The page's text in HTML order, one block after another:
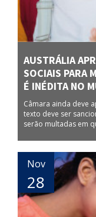
AUSTRÁLIA
SOCIAIS PARA
É INÉDITA NO
Câmara ainda deve
texto deve ser
serão multadas em
Nov
28